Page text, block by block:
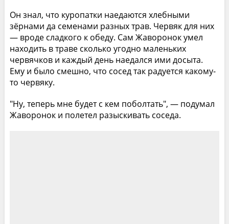
Он знал, что куропатки наедаются хлебными
зёрнами да семенами разных трав. Червяк для них
— вроде сладкого к обеду. Сам Жаворонок умел
находить в траве сколько угодно маленьких
червячков и каждый день наедался ими досыта.
Ему и было смешно, что сосед так радуется какому-
то червяку.
"Ну, теперь мне будет с кем поболтать", — подумал
Жаворонок и полетел разыскивать соседа.